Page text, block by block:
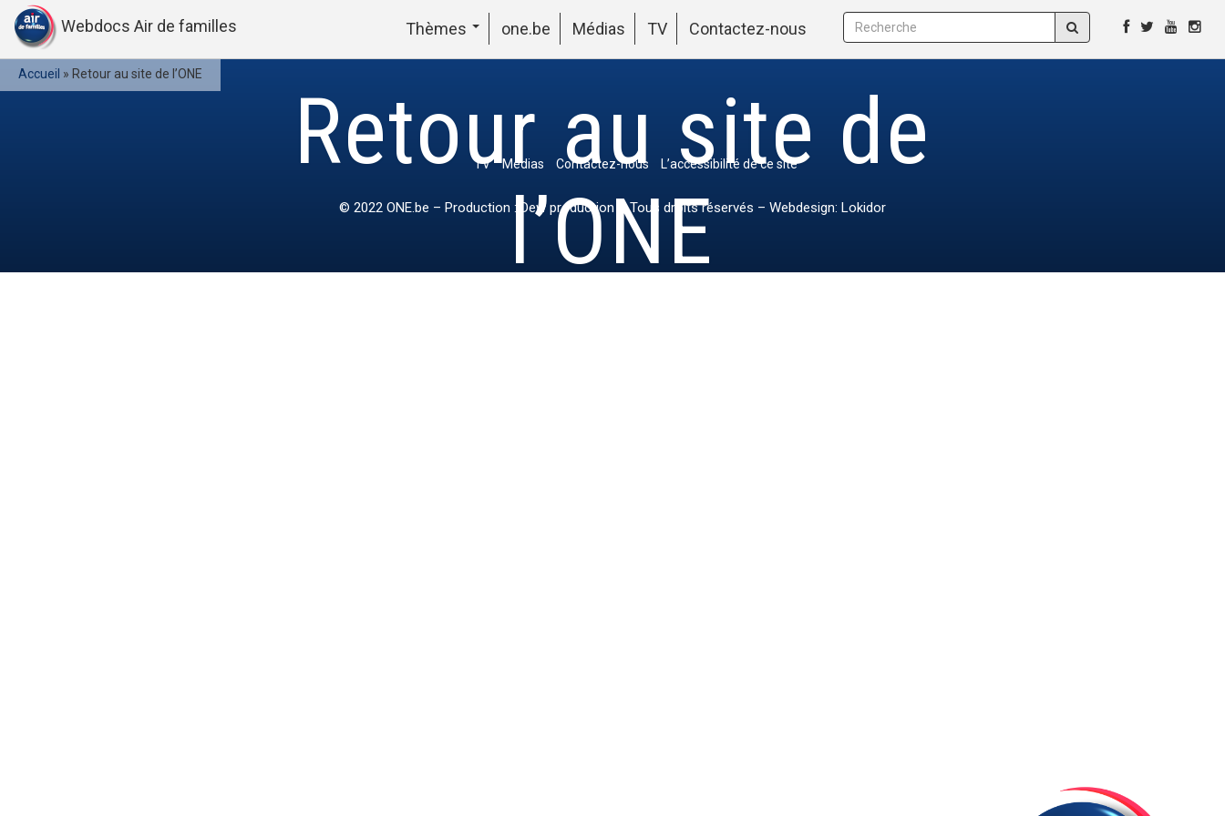
Webdocs Air de familles Thèmes one.be Médias TV Contactez-nous
Accueil » Retour au site de l’ONE
Retour au site de
l’ONE
TV Médias Contactez-nous L’accessibilité de ce site
© 2022 ONE.be – Production : Dew production – Tous droits réservés – Webdesign: Lokidor